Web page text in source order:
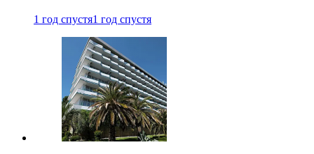
1 год спустя1 год спустя